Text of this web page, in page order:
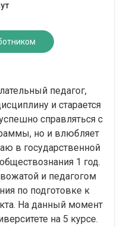
педагог,
и старается
справляться с
но и влюбляет
в государственной
1 год.
и педагогом
по подготовке к
На данный момент
на 5 курсе.